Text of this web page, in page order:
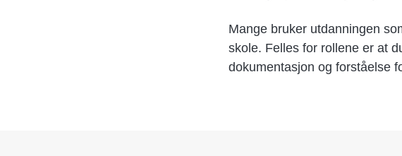
Mange bruker utdanningen
skole. Felles for rollene er at
dokumentasjon og forståelse